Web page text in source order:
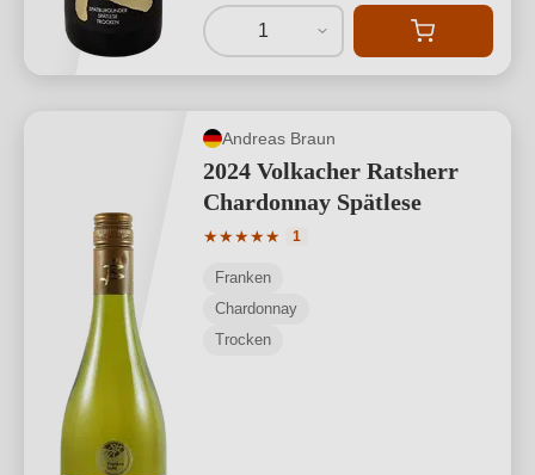
1
Andreas Braun
2024 Volkacher Ratsherr
Chardonnay Spätlese
★★★★★
Durchschnittliche Bewertung von 5
1
Franken
Chardonnay
Trocken